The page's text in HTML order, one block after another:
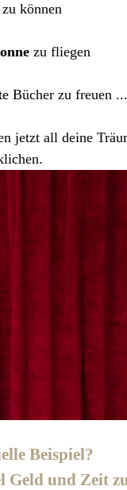
zu können
zu fliegen
Bücher zu freuen ...
jetzt all deine
Beispiel?
Geld und Zeit